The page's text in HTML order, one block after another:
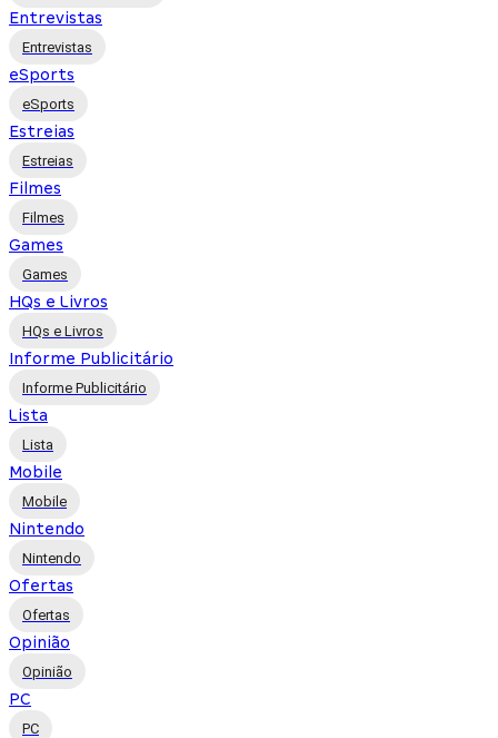
Entrevistas
Entrevistas
eSports
eSports
Estreias
Estreias
Filmes
Filmes
Games
Games
HQs e Livros
HQs e Livros
Informe Publicitário
Informe Publicitário
Lista
Lista
Mobile
Mobile
Nintendo
Nintendo
Ofertas
Ofertas
Opinião
Opinião
PC
PC